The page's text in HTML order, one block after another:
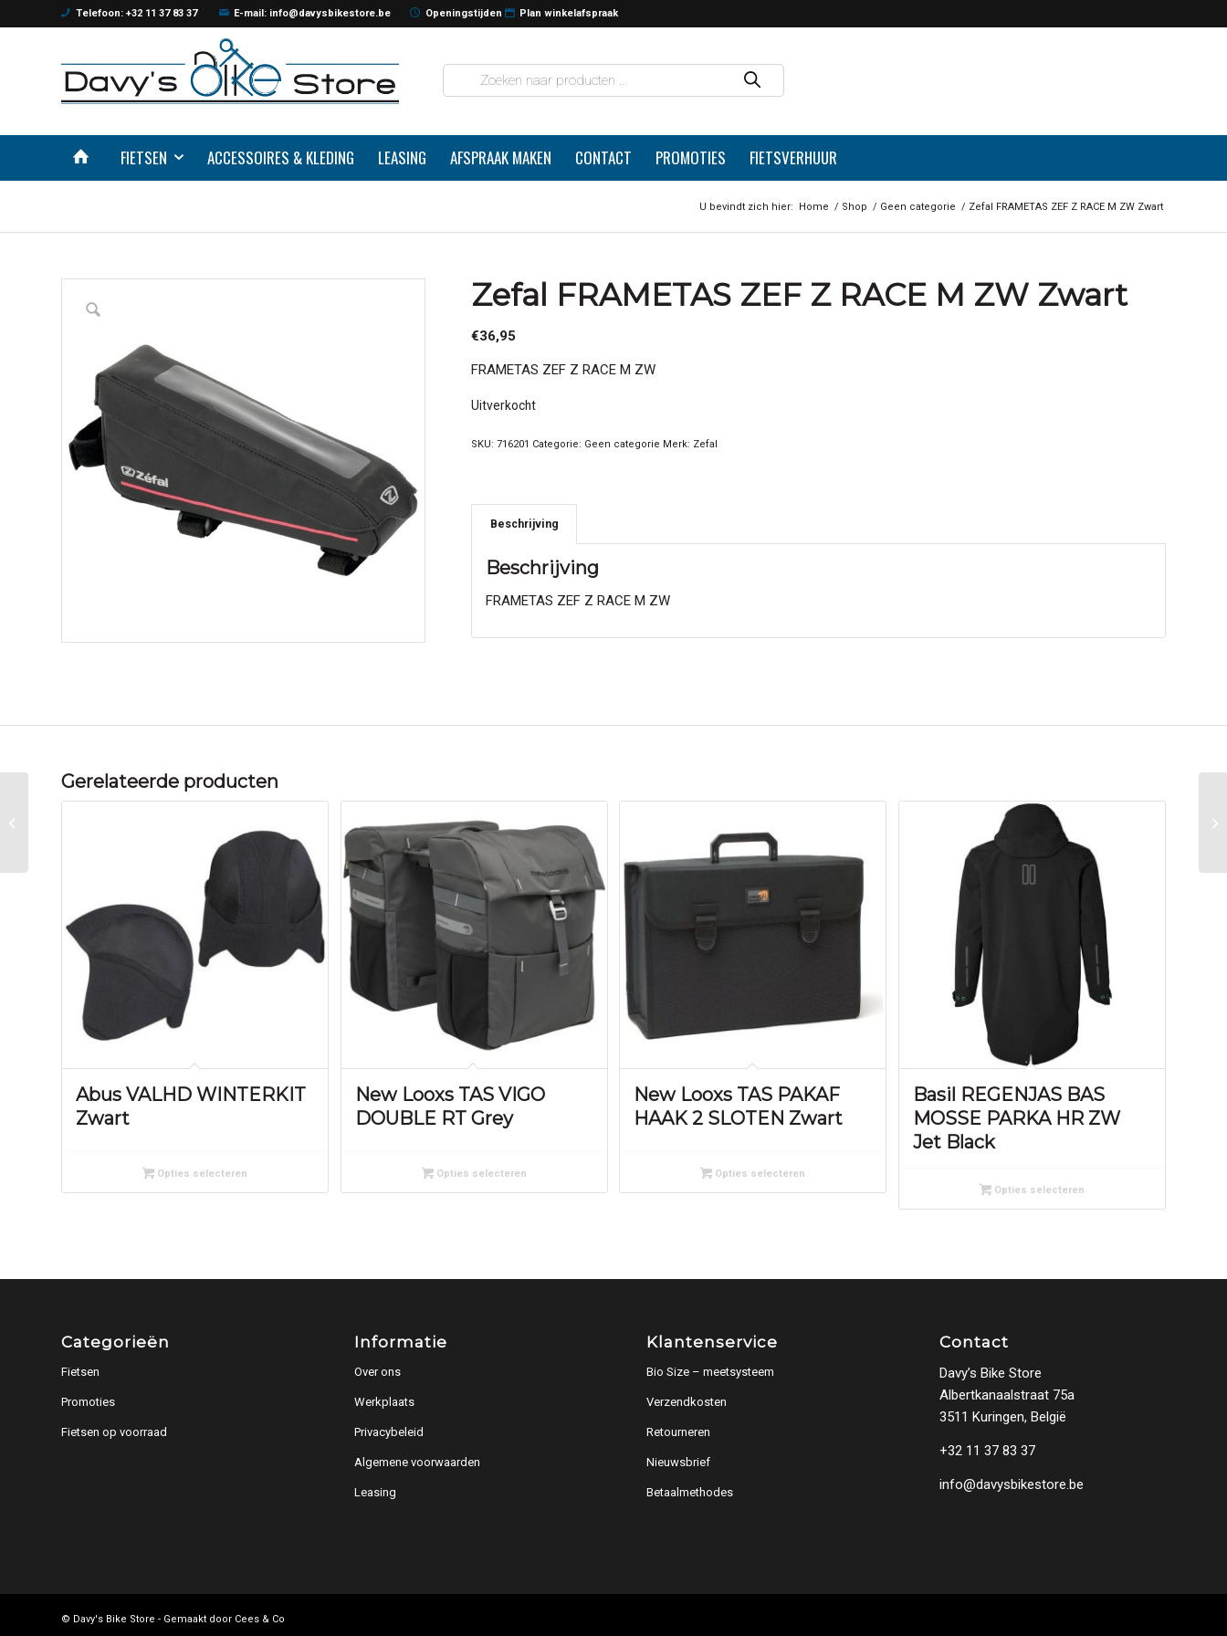
Telefoon: +32 11 37 83 37 E-mail: info@davysbikestore.be Openingstijden Plan winkelafspraak
FIETSEN ACCESSOIRES & KLEDING LEASING AFSPRAAK MAKEN CONTACT PROMOTIES FIETSVERHUUR
U bevindt zich hier: Home / Shop / Geen categorie / Zefal FRAMETAS ZEF Z RACE M ZW Zwart
Zefal FRAMETAS ZEF Z RACE M ZW Zwart
€36,95
FRAMETAS ZEF Z RACE M ZW
Uitverkocht
SKU:716201 Categorie: Geen categorie Merk: Zefal
Beschrijving
Beschrijving
FRAMETAS ZEF Z RACE M ZW
Gerelateerde producten
Abus VALHD WINTERKIT
Zwart
Opties selecteren
New Looxs TAS VIGO
DOUBLE RT Grey
Opties selecteren
New Looxs TAS PAKAF
HAAK 2 SLOTEN Zwart
Opties selecteren
Basil REGENJAS BAS
MOSSE PARKA HR ZW
Jet Black
Opties selecteren
Categorieën
Fietsen
Promoties
Fietsen op voorraad
Informatie
Over ons
Werkplaats
Privacybeleid
Algemene voorwaarden
Leasing
Klantenservice
Bio Size – meetsysteem
Verzendkosten
Retourneren
Nieuwsbrief
Betaalmethodes
Contact
Davy’s Bike Store
Albertkanaalstraat 75a
3511 Kuringen, België
+32 11 37 83 37
info@davysbikestore.be
© Davy's Bike Store - Gemaakt door Cees & Co